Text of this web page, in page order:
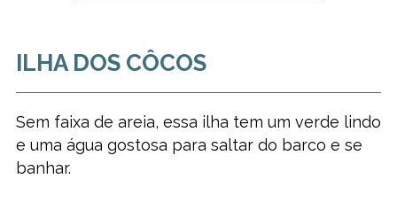
ILHA DOS CÔCOS
Sem faixa de areia, essa ilha tem um verde lindo
e uma água gostosa para saltar do barco e se
banhar.